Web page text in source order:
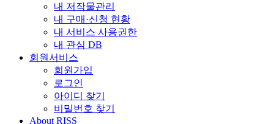
내 저작물관리
내 구매·신청 현황
내 서비스 사용권한
내 관심 DB
회원서비스
회원가입
로그인
아이디 찾기
비밀번호 찾기
About RISS